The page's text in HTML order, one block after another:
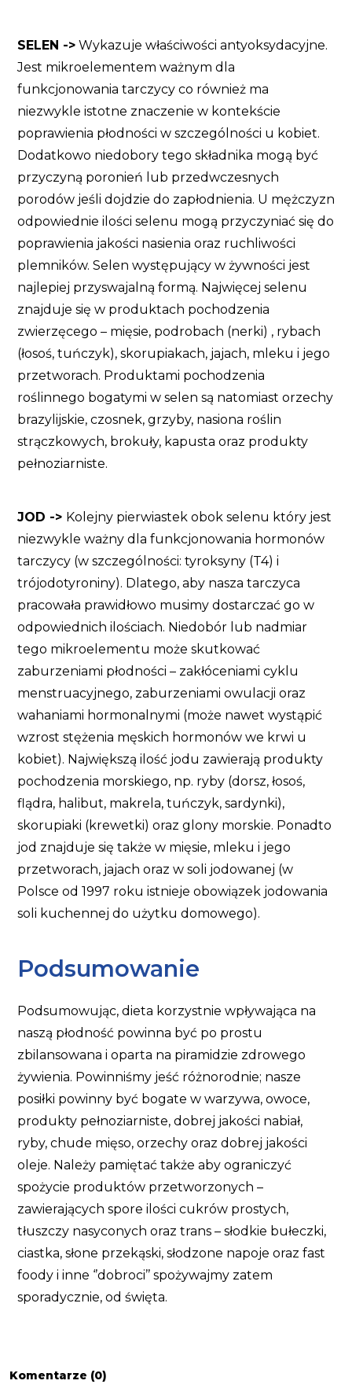
SELEN -> Wykazuje właściwości antyoksydacyjne.
Jest mikroelementem ważnym dla
funkcjonowania tarczycy co również ma
niezwykle istotne znaczenie w kontekście
poprawienia płodności w szczególności u kobiet.
Dodatkowo niedobory tego składnika mogą być
przyczyną poronień lub przedwczesnych
porodów jeśli dojdzie do zapłodnienia. U mężczyzn
odpowiednie ilości selenu mogą przyczyniać się do
poprawienia jakości nasienia oraz ruchliwości
plemników. Selen występujący w żywności jest
najlepiej przyswajalną formą. Najwięcej selenu
znajduje się w produktach pochodzenia
zwierzęcego – mięsie, podrobach (nerki) , rybach
(łosoś, tuńczyk), skorupiakach, jajach, mleku i jego
przetworach. Produktami pochodzenia
roślinnego bogatymi w selen są natomiast orzechy
brazylijskie, czosnek, grzyby, nasiona roślin
strączkowych, brokuły, kapusta oraz produkty
pełnoziarniste.
JOD -> Kolejny pierwiastek obok selenu który jest
niezwykle ważny dla funkcjonowania hormonów
tarczycy (w szczególności: tyroksyny (T4) i
trójodotyroniny). Dlatego, aby nasza tarczyca
pracowała prawidłowo musimy dostarczać go w
odpowiednich ilościach. Niedobór lub nadmiar
tego mikroelementu może skutkować
zaburzeniami płodności – zakłóceniami cyklu
menstruacyjnego, zaburzeniami owulacji oraz
wahaniami hormonalnymi (może nawet wystąpić
wzrost stężenia męskich hormonów we krwi u
kobiet). Największą ilość jodu zawierają produkty
pochodzenia morskiego, np. ryby (dorsz, łosoś,
flądra, halibut, makrela, tuńczyk, sardynki),
skorupiaki (krewetki) oraz glony morskie. Ponadto
jod znajduje się także w mięsie, mleku i jego
przetworach, jajach oraz w soli jodowanej (w
Polsce od 1997 roku istnieje obowiązek jodowania
soli kuchennej do użytku domowego).
Podsumowanie
Podsumowując, dieta korzystnie wpływająca na
naszą płodność powinna być po prostu
zbilansowana i oparta na piramidzie zdrowego
żywienia. Powinniśmy jeść różnorodnie; nasze
posiłki powinny być bogate w warzywa, owoce,
produkty pełnoziarniste, dobrej jakości nabiał,
ryby, chude mięso, orzechy oraz dobrej jakości
oleje. Należy pamiętać także aby ograniczyć
spożycie produktów przetworzonych –
zawierających spore ilości cukrów prostych,
tłuszczy nasyconych oraz trans – słodkie bułeczki,
ciastka, słone przekąski, słodzone napoje oraz fast
foody i inne ‘’dobroci’’ spożywajmy zatem
sporadycznie, od święta.
Komentarze (0)